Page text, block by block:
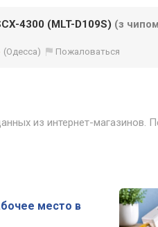
4300 (MLT-D109S) (з
(Одесса) Пожаловаться
из интернет-магазинов.
место в